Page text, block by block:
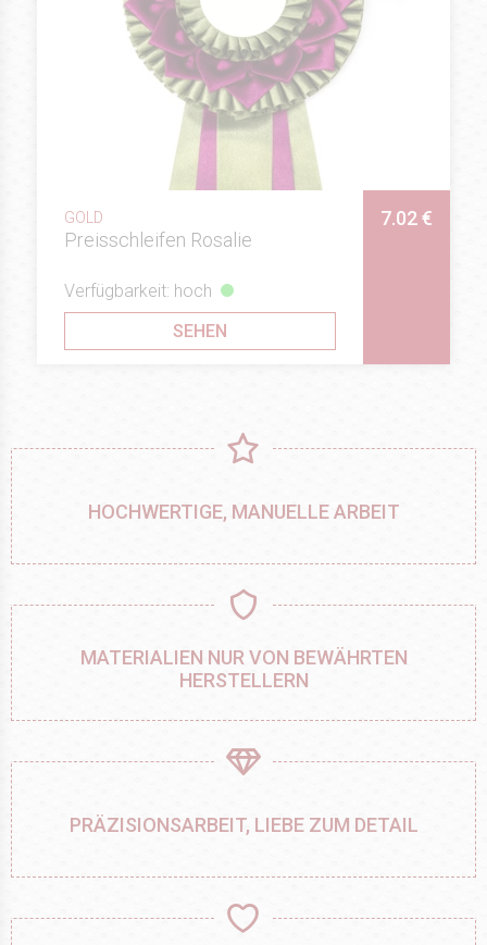
GOLD
Preisschleifen Rosalie
7.02 €
Verfügbarkeit: hoch
SEHEN
HOCHWERTIGE, MANUELLE ARBEIT
MATERIALIEN NUR VON BEWÄHRTEN
HERSTELLERN
PRÄZISIONSARBEIT, LIEBE ZUM DETAIL